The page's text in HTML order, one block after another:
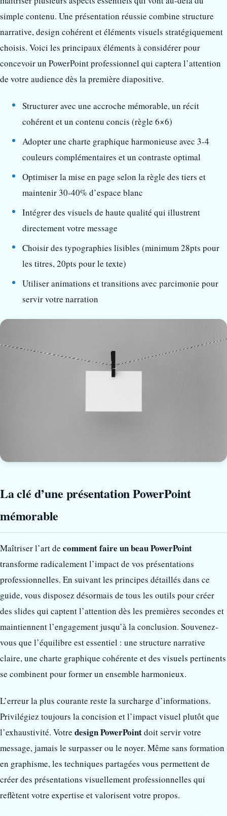
simple contenu. Une présentation réussie combine structure
narrative, design cohérent et éléments visuels stratégiquement
choisis. Voici les principaux éléments à considérer pour
concevoir un PowerPoint professionnel qui captera l’attention
de votre audience dès la première diapositive.
Structurer avec une accroche mémorable, un récit
cohérent et un contenu concis (règle 6×6)
Adopter une charte graphique harmonieuse avec 3-4
couleurs complémentaires et un contraste optimal
Optimiser la mise en page selon la règle des tiers et
maintenir 30-40% d’espace blanc
Intégrer des visuels de haute qualité qui illustrent
directement votre message
Choisir des typographies lisibles (minimum 28pts pour
les titres, 20pts pour le texte)
Utiliser animations et transitions avec parcimonie pour
servir votre narration
La clé d’une présentation PowerPoint
mémorable
Maîtriser l’art de comment faire un beau PowerPoint
transforme radicalement l’impact de vos présentations
professionnelles. En suivant les principes détaillés dans ce
guide, vous disposez désormais de tous les outils pour créer
des slides qui captent l’attention dès les premières secondes et
maintiennent l’engagement jusqu’à la conclusion. Souvenez-
vous que l’équilibre est essentiel : une structure narrative
claire, une charte graphique cohérente et des visuels pertinents
se combinent pour former un ensemble harmonieux.
L’erreur la plus courante reste la surcharge d’informations.
Privilégiez toujours la concision et l’impact visuel plutôt que
l’exhaustivité. Votre design PowerPointdoit servir votre
message, jamais le surpasser ou le noyer. Même sans formation
en graphisme, les techniques partagées vous permettent de
créer des présentations visuellement professionnelles qui
reflètent votre expertise et valorisent votre propos.